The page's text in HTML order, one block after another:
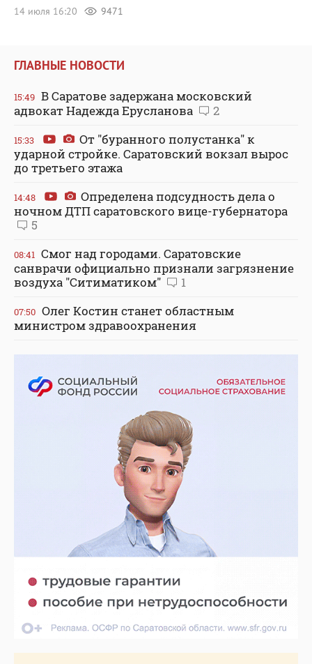
14 июля 16:20
9471
ГЛАВНЫЕ НОВОСТИ
15:49 В Саратове задержана московский
адвокат Надежда Ерусланова
2
15:33
От "буранного полустанка" к
ударной стройке. Саратовский вокзал вырос
до третьего этажа
14:48
Определена подсудность дела о
ночном ДТП саратовского вице-губернатора
5
08:41 Смог над городами. Саратовские
санврачи официально признали загрязнение
воздуха "Ситиматиком"
1
07:50 Олег Костин станет областным
министром здравоохранения